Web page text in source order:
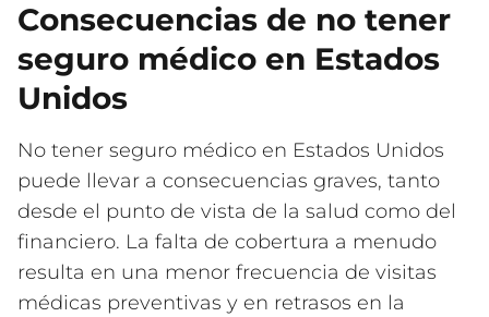
Consecuencias de no tener
seguro médico en Estados
Unidos
No tener seguro médico en Estados Unidos
puede llevar a consecuencias graves, tanto
desde el punto de vista de la salud como del
financiero. La falta de cobertura a menudo
resulta en una menor frecuencia de visitas
médicas preventivas y en retrasos en la